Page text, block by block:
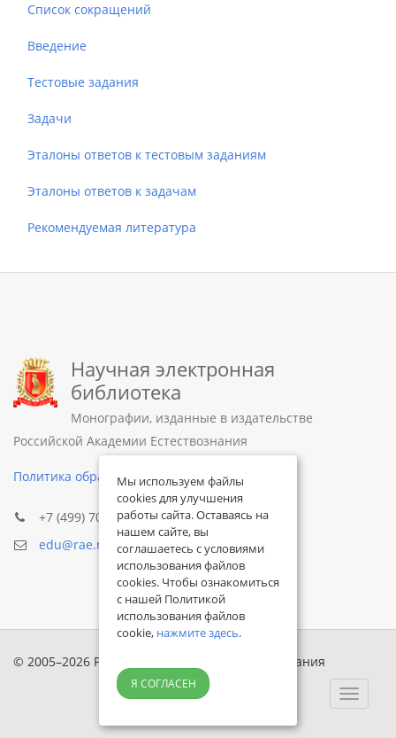
Список сокращений
Введение
Тестовые задания
Задачи
Эталоны ответов к тестовым заданиям
Эталоны ответов к задачам
Рекомендуемая литература
Научная электронная
библиотека
Монографии, изданные в издательстве
Российской Академии Естествознания
Политика обработки персональных данных
+7 (499) 705-72-30
edu@rae.ru
© 2005–2026 Российская академия естествознания
Toggle
Мы используем файлы
cookies для улучшения
работы сайта. Оставаясь на
нашем сайте, вы
соглашаетесь с условиями
использования файлов
cookies. Чтобы ознакомиться
с нашей Политикой
использования файлов
cookie, нажмите здесь.
Я СОГЛАСЕН